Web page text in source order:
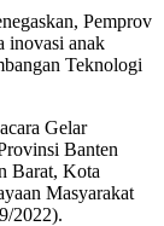
Pemprov
inovasi anak
Teknologi
Gelar
Banten
Barat, Kota
Masyarakat
2022).